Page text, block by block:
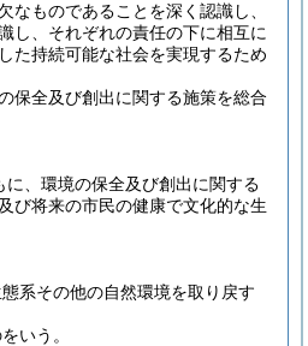
ものであることを深く認識し、
し、それぞれの責任の下に相互に
た持続可能な社会を実現するため
保全及び創出に関する施策を総合
、環境の保全及び創出に関する
び将来の市民の健康で文化的な生
系その他の自然環境を取り戻す
いう。